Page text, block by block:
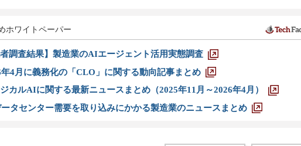
ホワイトペーパー
者調査結果】製造業のAIエージェント活用実態調査
年4月に義務化の「CLO」に関する動向記事まとめ
カルAIに関する最新ニュースまとめ（2025年11月～2026年4月）
タセンター需要を取り込みにかかる製造業のニュースまとめ